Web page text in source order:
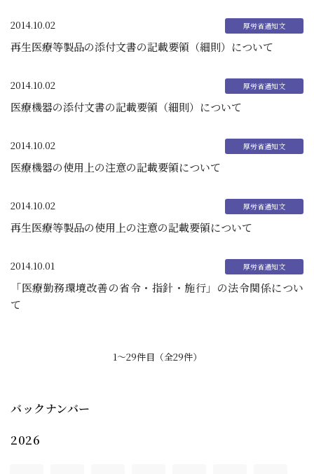
2014.10.02
再生医療等製品の添付文書の記載要領（細則）について
2014.10.02
医療機器の添付文書の記載要領（細則）について
2014.10.02
医療機器の使用上の注意の記載要領について
2014.10.02
再生医療等製品の使用上の注意の記載要領について
2014.10.01
「医療勤務環境改善の省令・指針・施行」の法令関係につい
て
1〜29件目（全29件）
バックナンバー
2026